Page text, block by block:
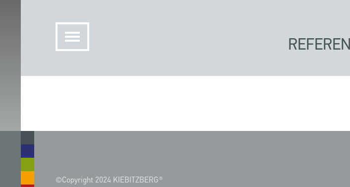
©Copyright 2024 KIEBITZBERG®